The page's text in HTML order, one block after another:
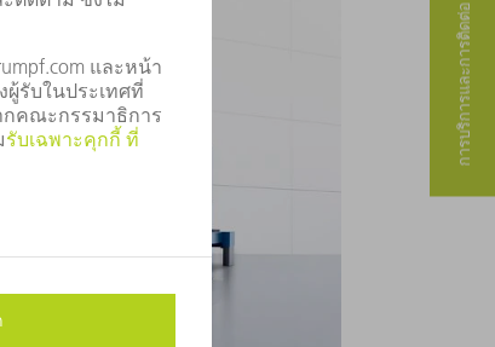
การบริการและการติดต่อ